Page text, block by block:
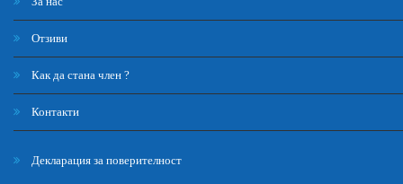
Отзиви
Как да стана член ?
Контакти
Декларация за поверителност